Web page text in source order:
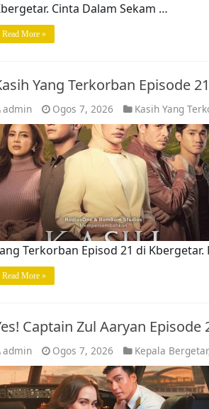
Cinta Dalam Sekam …
Read More »
Yang Terkorban Episode
admin Ogos 7, 2026 Kasih Yang
Terkorban Episod 21 di
Read More »
Captain Zul Aaryan
admin Ogos 7, 2026 Kepala Bergetar